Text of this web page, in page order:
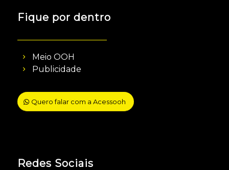
Fique por dentro
Meio OOH
Publicidade
Quero falar com a Acessooh
Redes Sociais